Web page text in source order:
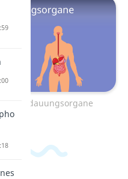
Verdauungsorgane